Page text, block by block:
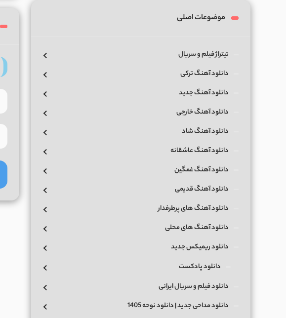
موضوعات اصلی
تیتراژ فیلم و سریال
دانلود آهنگ ترکی
دانلود آهنگ جدید
دانلود آهنگ خارجی
دانلود آهنگ شاد
دانلود آهنگ عاشقانه
دانلود آهنگ غمگین
دانلود آهنگ قدیمی
دانلود آهنگ های پرطرفدار
دانلود آهنگ های محلی
دانلود ریمیکس جدید
دانلود پادکست
دانلود فیلم و سریال ایرانی
دانلود مداحی جدید | دانلود نوحه 1405